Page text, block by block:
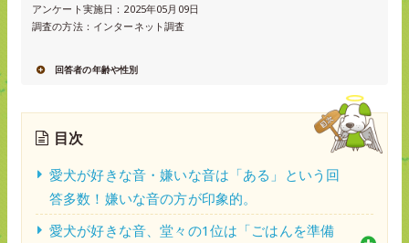
アンケート実施日：2025年05月09日
調査の方法：インターネット調査
回答者の年齢や性別
目次
愛犬が好きな音・嫌いな音は「ある」という回
答多数！嫌いな音の方が印象的。
愛犬が好きな音、堂々の1位は「ごはんを準備